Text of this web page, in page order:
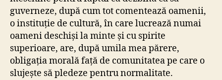
guverneze, după cum tot comentează oamenii,
o instituție de cultură, în care lucrează numai
oameni deschiși la minte și cu spirite
superioare, are, după umila mea părere,
obligația morală față de comunitatea pe care o
slujește să pledeze pentru normalitate.